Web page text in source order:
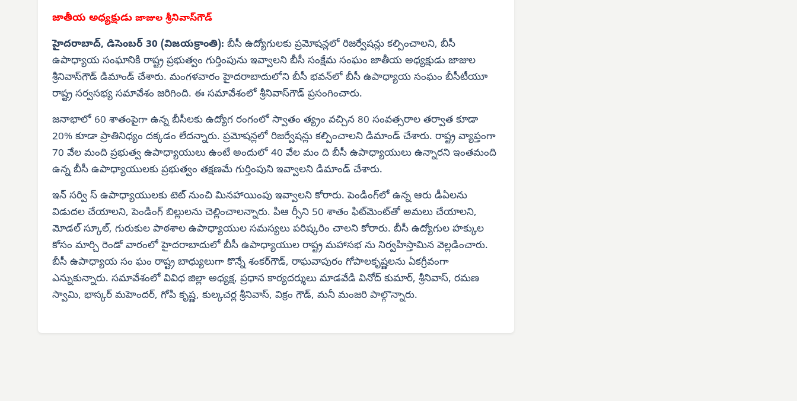
జాతీయ అధ్యక్షుడు జాజుల శ్రీనివాస్‌గౌడ్
హైదరాబాద్, డిసెంబర్ 30 (విజయక్రాంతి): బీసీ ఉద్యోగులకు ప్రమోషన్లలో రిజర్వేషన్లు కల్పించాలని, బీసీ
ఉపాధ్యాయ సంఘానికి రాష్ట్ర ప్రభుత్వం గుర్తింపును ఇవ్వాలని బీసీ సంక్షేమ సంఘం జాతీయ అధ్యక్షుడు జాజుల
శ్రీనివాస్‌గౌడ్ డిమాండ్ చేశారు. మంగళవారం హైదరాబాదులోని బీసీ భవన్‌లో బీసీ ఉపాధ్యాయ సంఘం బీసీటీయూ
రాష్ట్ర సర్వసభ్య సమావేశం జరిగింది. ఈ సమావేశంలో శ్రీనివాస్‌గౌడ్ ప్రసంగించారు.
జనాభాలో 60 శాతంపైగా ఉన్న బీసీలకు ఉద్యోగ రంగంలో స్వాతం త్య్రం వచ్చిన 80 సంవత్సరాల తర్వాత కూడా
20% కూడా ప్రాతినిధ్యం దక్కడం లేదన్నారు. ప్రమోషన్లలో రిజర్వేషన్లు కల్పించాలని డిమాండ్ చేశారు. రాష్ట్ర వ్యాప్తంగా
70 వేల మంది ప్రభుత్వ ఉపాధ్యాయులు ఉంటే అందులో 40 వేల మం ది బీసీ ఉపాధ్యాయులు ఉన్నారని ఇంతమంది
ఉన్న బీసీ ఉపాధ్యాయులకు ప్రభుత్వం తక్షణమే గుర్తింపుని ఇవ్వాలని డిమాండ్ చేశారు.
ఇన్ సర్వి స్ ఉపాధ్యాయులకు టెట్ నుంచి మినహాయింపు ఇవ్వాలని కోరారు. పెండింగ్‌లో ఉన్న ఆరు డీఏలను
విడుదల చేయాలని, పెండింగ్ బిల్లులను చెల్లించాలన్నారు. పిఆ ర్సీని 50 శాతం ఫిట్‌మెంట్‌తో అమలు చేయాలని,
మోడల్ స్కూల్, గురుకుల పాఠశాల ఉపాధ్యాయుల సమస్యలు పరిష్కరిం చాలని కోరారు. బీసీ ఉద్యోగుల హక్కుల
కోసం మార్చి రెండో వారంలో హైదరాబాదులో బీసీ ఉపాధ్యాయుల రాష్ట్ర మహాసభ ను నిర్వహిస్తామిన వెల్లడించారు.
బీసీ ఉపాధ్యాయ సం ఘం రాష్ట్ర బాధ్యులుగా కొన్నే శంకర్‌గౌడ్, రాఘవాపురం గోపాలకృష్ణలను ఏకగ్రీవంగా
ఎన్నుకున్నారు. సమావేశంలో వివిధ జిల్లా అధ్యక్ష, ప్రధాన కార్యదర్శులు మాడవేడి వినోద్ కుమార్, శ్రీనివాస్, రమణ
స్వామి, భాస్కర్ మహెందర్, గోపి కృష్ణ, కుల్కచర్ల శ్రీనివాస్, విక్రం గౌడ్, మనీ మంజరి పాల్గొన్నారు.